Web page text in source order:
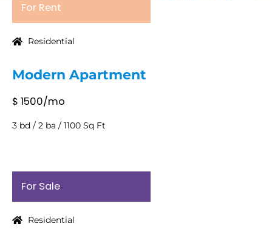
For Rent
Residential
Modern Apartment
$ 1500/mo
3 bd / 2 ba / 1100 Sq Ft
For Sale
Residential